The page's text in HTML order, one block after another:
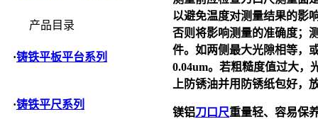
产品目录
·铸铁平板平台系列
·铸铁平尺系列
以避免温度对测量结果的影
否则将影响测量的准确度；
件。如两侧最大光隙相等，
0.04um。若粗糙度值过大，
上防锈油并用防锈纸包好，
镁铝刀口尺重量轻、容易保